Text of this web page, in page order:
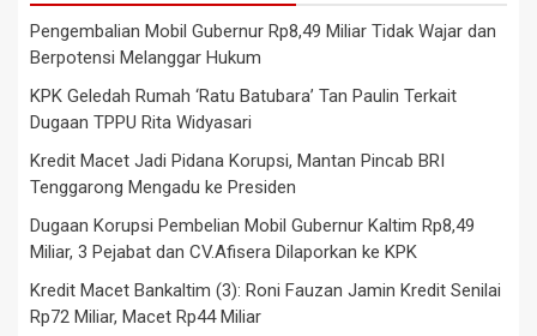
Pengembalian Mobil Gubernur Rp8,49 Miliar Tidak Wajar dan
Berpotensi Melanggar Hukum
KPK Geledah Rumah ‘Ratu Batubara’ Tan Paulin Terkait
Dugaan TPPU Rita Widyasari
Kredit Macet Jadi Pidana Korupsi, Mantan Pincab BRI
Tenggarong Mengadu ke Presiden
Dugaan Korupsi Pembelian Mobil Gubernur Kaltim Rp8,49
Miliar, 3 Pejabat dan CV.Afisera Dilaporkan ke KPK
Kredit Macet Bankaltim (3): Roni Fauzan Jamin Kredit Senilai
Rp72 Miliar, Macet Rp44 Miliar